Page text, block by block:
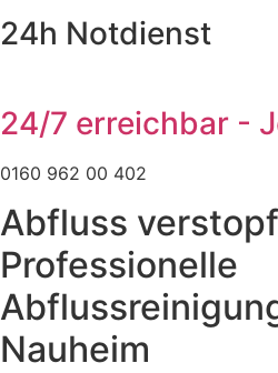
24h Notdienst
24/7 erreichbar -
0160 962 00 402
Abfluss
Professionelle
Nauheim